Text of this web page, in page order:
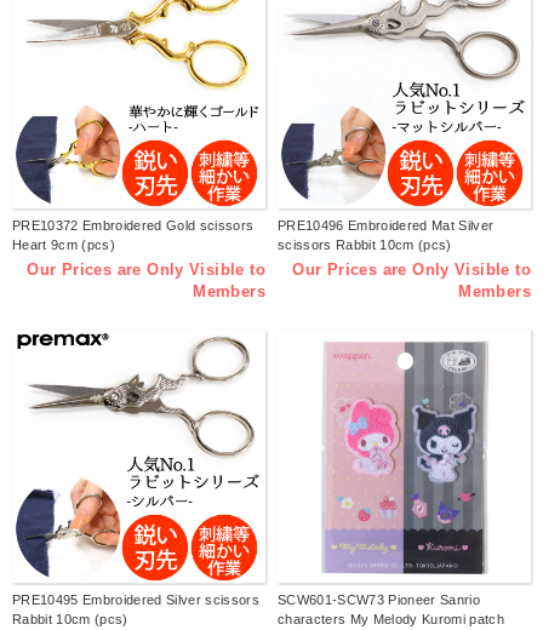
PRE10372 Embroidered Gold scissors
Heart 9cm (pcs)
Our Prices are Only Visible to
Members
PRE10496 Embroidered Mat Silver
scissors Rabbit 10cm (pcs)
Our Prices are Only Visible to
Members
PRE10495 Embroidered Silver scissors
Rabbit 10cm (pcs)
SCW601-SCW73 Pioneer Sanrio
characters My Melody Kuromi patch